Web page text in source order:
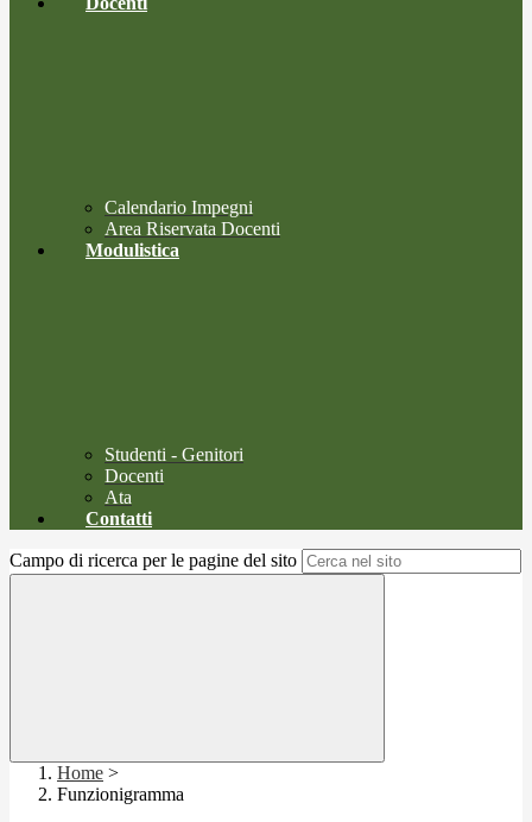
Calendario Impegni
Area Riservata Docenti
Modulistica
Studenti - Genitori
Docenti
Ata
Contatti
Campo di ricerca per le pagine del sito
Home >
Funzionigramma